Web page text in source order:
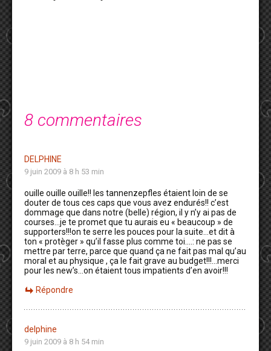
8 commentaires
DELPHINE
9 juin 2009 à 8 h 53 min
ouille ouille ouille!! les tannenzepfles étaient loin de se
douter de tous ces caps que vous avez endurés!! c’est
dommage que dans notre (belle) région, il y n’y ai pas de
courses…je te promet que tu aurais eu « beaucoup » de
supporters!!!on te serre les pouces pour la suite…et dit à
ton « protèger » qu’il fasse plus comme toi….: ne pas se
mettre par terre, parce que quand ça ne fait pas mal qu’au
moral et au physique , ça le fait grave au budget!!!…merci
pour les new’s…on étaient tous impatients d’en avoir!!!
Répondre
delphine
9 juin 2009 à 8 h 54 min